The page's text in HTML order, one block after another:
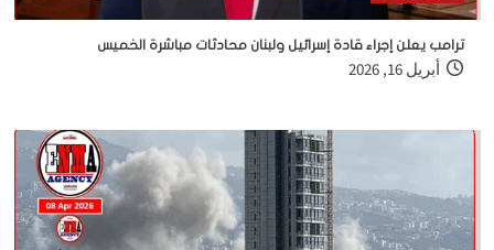
ترامب يعلن إجراء قادة إسرائيل ولبنان محادثات مباشرة الخميس
أبريل 16, 2026